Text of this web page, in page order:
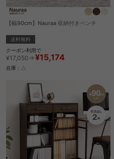
【幅90cm】Nauraa 収納付きベンチ
送料無料
クーポン利用で
¥17,050→ ¥15,174
在庫：△